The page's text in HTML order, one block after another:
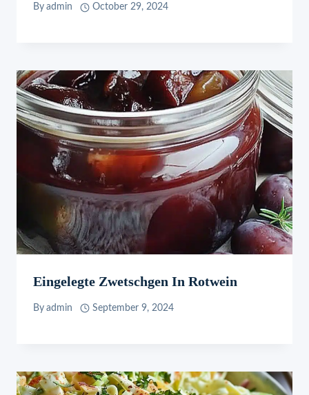
By admin October 29, 2024
Eingelegte Zwetschgen In Rotwein
By admin September 9, 2024